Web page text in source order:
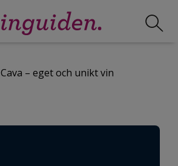
Cava – eget och unikt vin